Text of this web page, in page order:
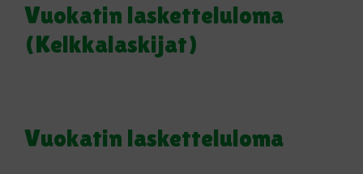
Vuokatin lasketteluloma
(Kelkkalaskijat)
Vuokatin lasketteluloma